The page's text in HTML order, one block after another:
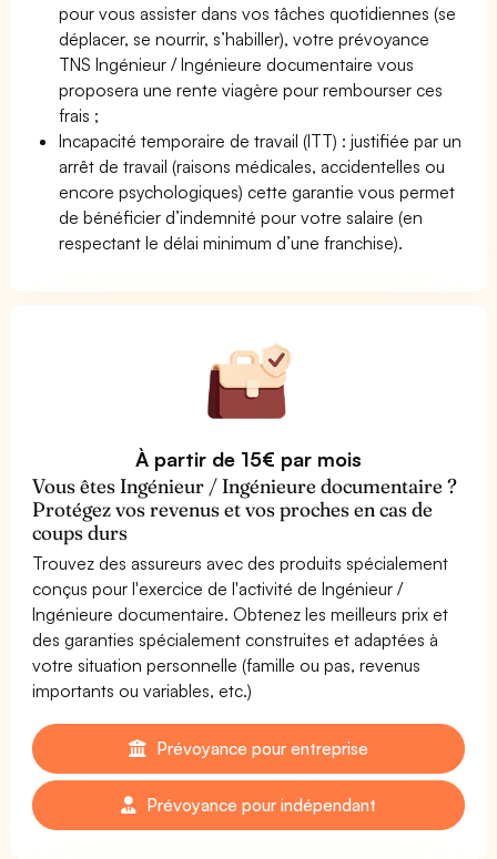
pour vous assister dans vos tâches quotidiennes (se
déplacer, se nourrir, s’habiller), votre prévoyance
TNS Ingénieur / Ingénieure documentaire vous
proposera une rente viagère pour rembourser ces
frais ;
Incapacité temporaire de travail (ITT) : justifiée par un
arrêt de travail (raisons médicales, accidentelles ou
encore psychologiques) cette garantie vous permet
de bénéficier d’indemnité pour votre salaire (en
respectant le délai minimum d’une franchise).
À partir de 15€ par mois
Vous êtes Ingénieur / Ingénieure documentaire ?
Protégez vos revenus et vos proches en cas de
coups durs
Trouvez des assureurs avec des produits spécialement
conçus pour l'exercice de l'activité de Ingénieur /
Ingénieure documentaire. Obtenez les meilleurs prix et
des garanties spécialement construites et adaptées à
votre situation personnelle (famille ou pas, revenus
importants ou variables, etc.)
Prévoyance pour entreprise
Prévoyance pour indépendant